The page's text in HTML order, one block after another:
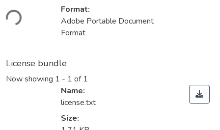
Format:
Adobe Portable Document
Format
License bundle
Now showing 1 - 1 of 1
Name:
license.txt
Size: